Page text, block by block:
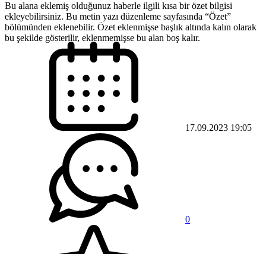
Bu alana eklemiş olduğunuz haberle ilgili kısa bir özet bilgisi
ekleyebilirsiniz. Bu metin yazı düzenleme sayfasında “Özet”
bölümünden eklenebilir. Özet eklenmişse başlık altında kalın olarak
bu şekilde gösterilir, eklenmemişse bu alan boş kalır.
17.09.2023 19:05
0